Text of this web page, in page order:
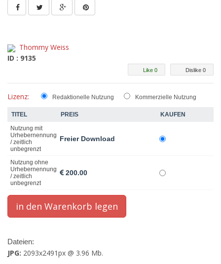
Thommy Weiss
ID : 9135
Dislike 0
Like 0
Lizenz: Redaktionelle Nutzung Kommerzielle Nutzung
TITEL PREIS
KAUFEN
Nutzung mit
Urhebernennung
/ zeitlich
unbegrenzt
Freier Download
Nutzung ohne
Urhebernennung
/ zeitlich
unbegrenzt
200.00
Dateien:
JPG: 2093x2491px @ 3.96 Mb.